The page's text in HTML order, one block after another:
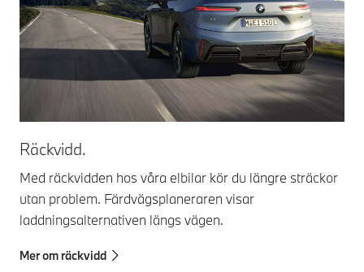
Räckvidd.
Med räckvidden hos våra elbilar kör du längre sträckor
utan problem. Färdvägsplaneraren visar
laddningsalternativen längs vägen.
Mer om räckvidd